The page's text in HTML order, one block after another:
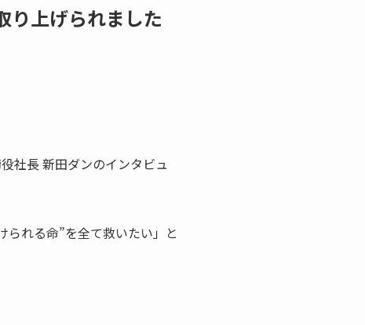
り上げられました
社長 新田ダンのインタビュ
れる命”を全て救いたい」と